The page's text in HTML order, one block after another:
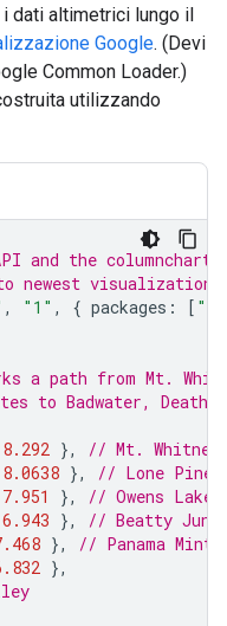
dati altimetrici lungo il
Google. (Devi
Common Loader.)
utilizzando
and the columnchart
to newest
, "1" , { packages : [
a path from Mt.
to Badwater,
},
// Mt. Whitney
},
// Lone Pine
},
// Owens Lake
},
// Beatty
},
// Panama Mint
},